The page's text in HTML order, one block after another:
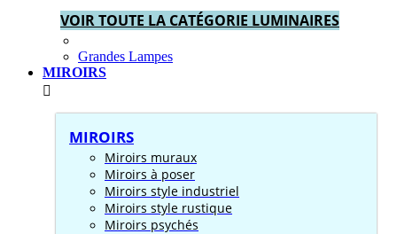
VOIR TOUTE LA CATÉGORIE LUMINAIRES
Grandes Lampes
MIROIRS
MIROIRS
Miroirs muraux
Miroirs à poser
Miroirs style industriel
Miroirs style rustique
Miroirs psychés